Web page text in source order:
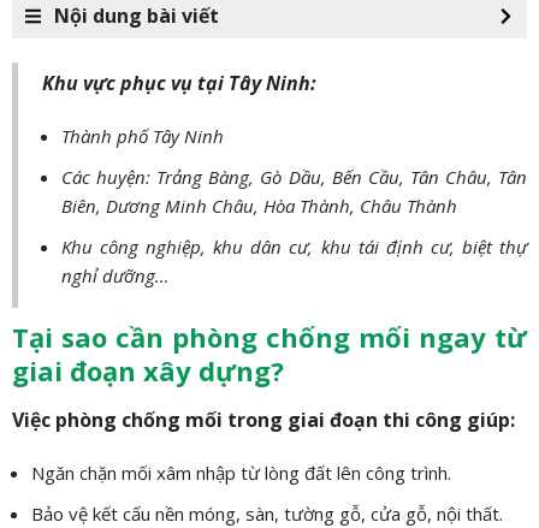
Nội dung bài viết
Khu vực phục vụ tại Tây Ninh:
Thành phố Tây Ninh
Các huyện: Trảng Bàng, Gò Dầu, Bến Cầu, Tân Châu, Tân
Biên, Dương Minh Châu, Hòa Thành, Châu Thành
Khu công nghiệp, khu dân cư, khu tái định cư, biệt thự
nghỉ dưỡng…
Tại sao cần phòng chống mối ngay từ
giai đoạn xây dựng?
Việc phòng chống mối trong giai đoạn thi công giúp:
Ngăn chặn mối xâm nhập từ lòng đất lên công trình.
Bảo vệ kết cấu nền móng, sàn, tường gỗ, cửa gỗ, nội thất.